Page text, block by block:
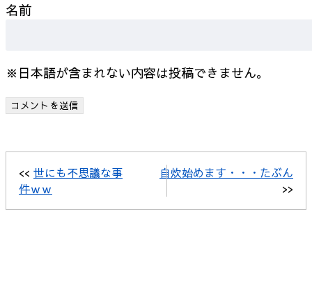
名前
※日本語が含まれない内容は投稿できません。
<< 世にも不思議な事
件ｗｗ
自炊始めます・・・たぶん
>>